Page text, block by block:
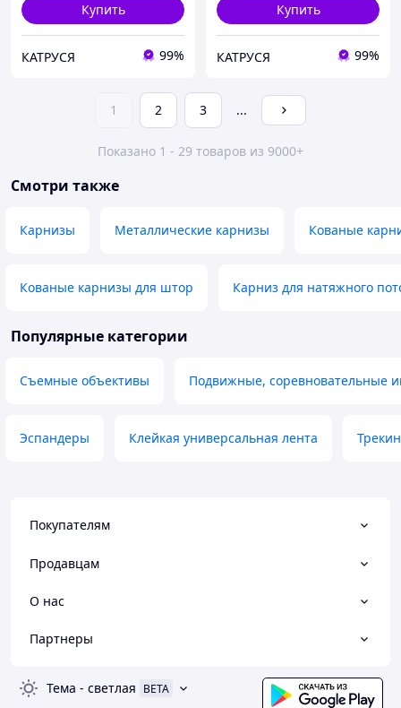
Купить
КАТРУСЯ 99%
Купить
КАТРУСЯ 99%
1 2 3 ...
Показано 1 - 29 товаров из 9000+
Смотри также
Карнизы Металлические карнизы Кованые
Кованые карнизы для штор Карниз для натяжного
Популярные категории
Съемные объективы Подвижные, соревновательные
Эспандеры Клейкая универсальная лента
Покупателям
Продавцам
О нас
Партнеры
Тема - светлая BETA